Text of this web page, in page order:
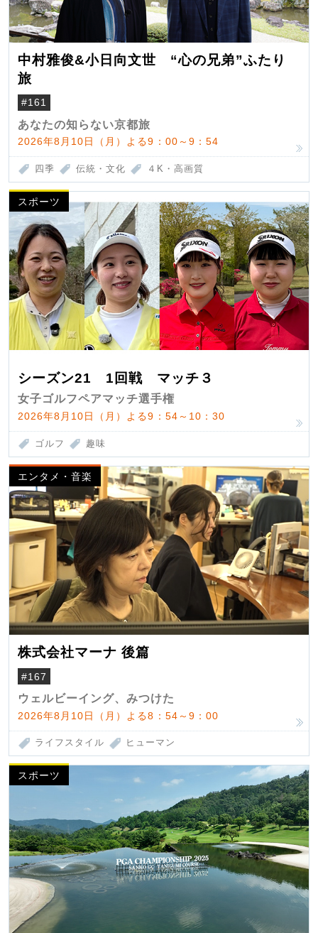
中村雅俊&小日向文世 “心の兄弟”ふたり
旅
#161
あなたの知らない京都旅
2026年8月10日（月）よる9：00～9：54
四季 伝統・文化 ４K・高画質
スポーツ
シーズン21 1回戦 マッチ３
女子ゴルフペアマッチ選手権
2026年8月10日（月）よる9：54～10：30
ゴルフ 趣味
エンタメ・音楽
株式会社マーナ 後篇
#167
ウェルビーイング、みつけた
2026年8月10日（月）よる8：54～9：00
ライフスタイル ヒューマン
スポーツ